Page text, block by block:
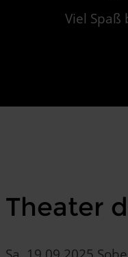
Viel Spaß
Theater